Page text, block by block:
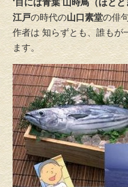
‘目には青葉 山時鳥（ほと
江戸の時代の山口素堂の俳
作者は 知らずとも、誰もが
ます。